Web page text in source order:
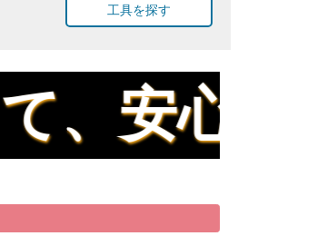
工具を探す
してお